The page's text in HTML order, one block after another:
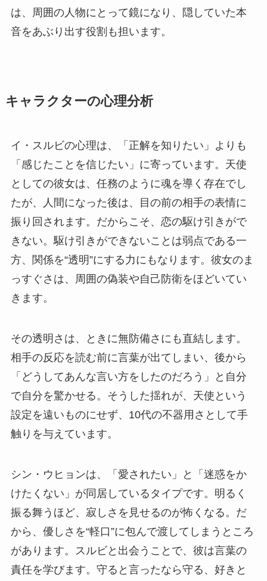
は、周囲の人物にとって鏡になり、隠していた本
音をあぶり出す役割も担います。
キャラクターの心理分析
イ・スルビの心理は、「正解を知りたい」よりも
「感じたことを信じたい」に寄っています。天使
としての彼女は、任務のように魂を導く存在でし
たが、人間になった後は、目の前の相手の表情に
振り回されます。だからこそ、恋の駆け引きがで
きない。駆け引きができないことは弱点である一
方、関係を“透明”にする力にもなります。彼女のま
っすぐさは、周囲の偽装や自己防衛をほどいてい
きます。
その透明さは、ときに無防備さにも直結します。
相手の反応を読む前に言葉が出てしまい、後から
「どうしてあんな言い方をしたのだろう」と自分
で自分を驚かせる。そうした揺れが、天使という
設定を遠いものにせず、10代の不器用さとして手
触りを与えています。
シン・ウヒョンは、「愛されたい」と「迷惑をか
けたくない」が同居しているタイプです。明るく
振る舞うほど、寂しさを見せるのが怖くなる。だ
から、優しさを“軽口”に包んで渡してしまうところ
があります。スルビと出会うことで、彼は言葉の
責任を学びます。守ると言ったなら守る、好きと